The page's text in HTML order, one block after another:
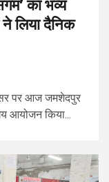
का भव्य
लिया दैनिक
पर आज जमशेदपुर
आयोजन किया...